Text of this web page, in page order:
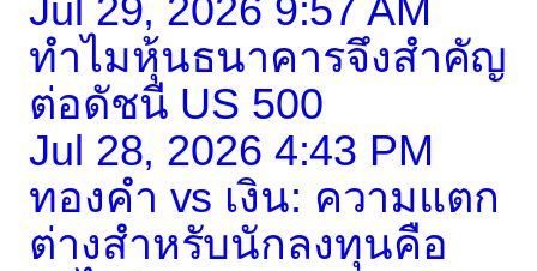
Jul 29, 2026 9:57 AM
ทำไมหุ้นธนาคารจึงสำคัญ
ต่อดัชนี US 500
Jul 28, 2026 4:43 PM
ทองคำ vs เงิน: ความแตก
ต่างสำหรับนักลงทุนคือ